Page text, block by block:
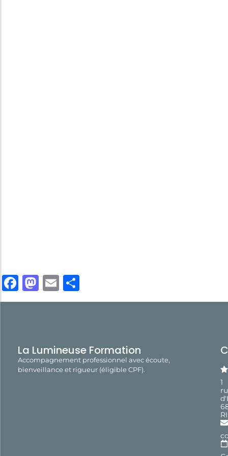
Facebook
Mastodon
Email
La Lumineuse Formation
Accompagnement professionnel avec écoute,
bienveillance et rigueur (éligible CPF).
1